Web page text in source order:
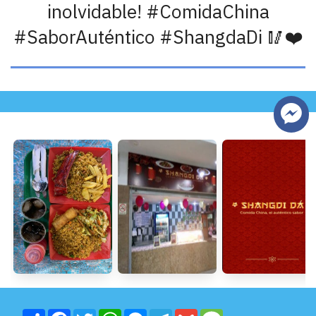
inolvidable! #ComidaChina
#SaborAuténtico #ShangdaDi 🥢❤️